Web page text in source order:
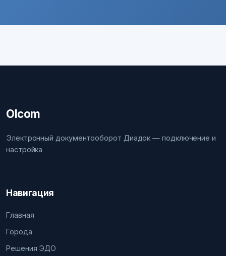
Olcom
Электронный документооборот Диадок — подключение и
настройка
Навигация
Главная
Города
Решения ЭДО